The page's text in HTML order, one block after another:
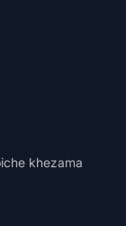
khezama